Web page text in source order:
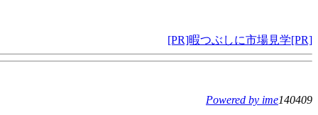
[PR]暇つぶしに市場見学[PR]
Powered by ime140409